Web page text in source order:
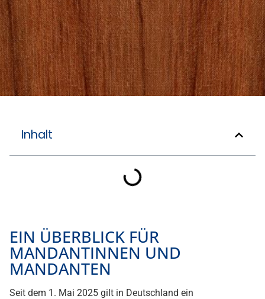
EIN ÜBERBLICK FÜR
MANDANTINNEN UND
MANDANTEN
Seit dem 1. Mai 2025 gilt in Deutschland ein
Inhalt